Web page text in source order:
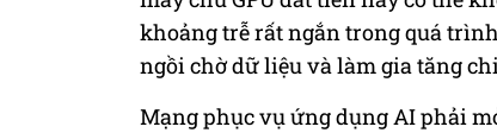
khoảng trễ rất ngắn trong quá
ngồi chờ dữ liệu và làm gia tăng
Mạng phục vụ ứng dụng AI phải